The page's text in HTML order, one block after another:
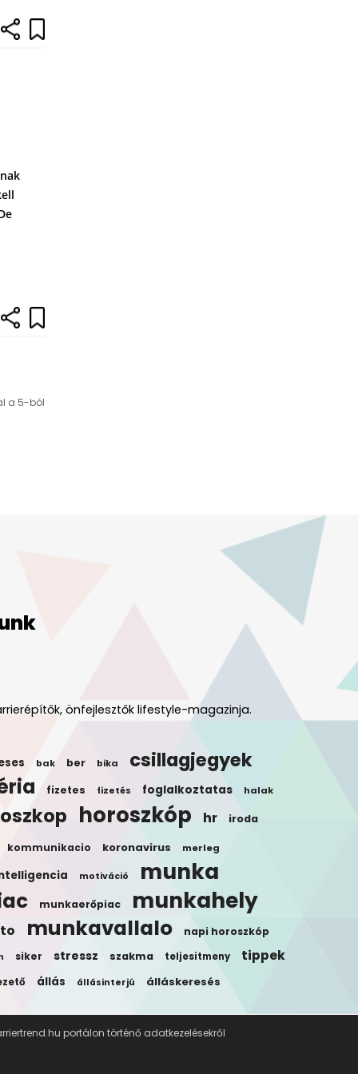
a 5-ból
önfejlesztők lifestyle-magazinja.
bak ber bika csillagjegyek
fizetes fizetés foglalkoztatas halak
horoszkóp hr iroda
kommunikacio koronavirus merleg
motiváció munka
munkaerőpiac munkahely
munkavallalo napi horoszkóp
siker stressz szakma teljesitmeny tippek
állás állásinterjú álláskeresés
karriertrend.hu portálon történő adatkezelésekről